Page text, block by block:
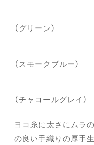
（グリーン）
（スモークブルー）
（チャコールグレイ）
ヨコ糸に太さにムラ
の良い手織りの厚手生